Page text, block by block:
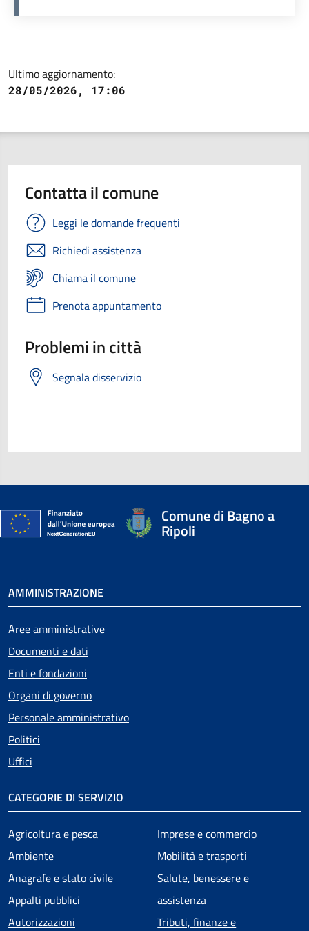
Ultimo aggiornamento:
28/05/2026, 17:06
Contatta il comune
Leggi le domande frequenti
Richiedi assistenza
Chiama il comune
Prenota appuntamento
Problemi in città
Segnala disservizio
Comune di Bagno a
Ripoli
AMMINISTRAZIONE
Aree amministrative
Documenti e dati
Enti e fondazioni
Organi di governo
Personale amministrativo
Politici
Uffici
CATEGORIE DI SERVIZIO
Agricoltura e pesca
Ambiente
Anagrafe e stato civile
Appalti pubblici
Autorizzazioni
Imprese e commercio
Mobilità e trasporti
Salute, benessere e
assistenza
Tributi, finanze e